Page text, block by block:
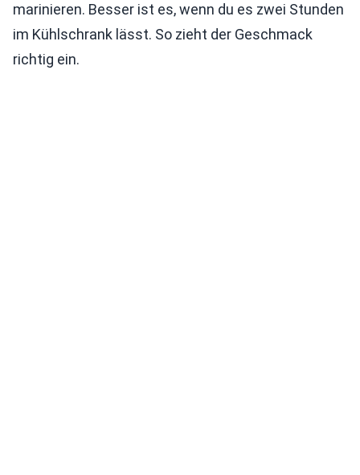
marinieren. Besser ist es, wenn du es zwei Stunden
im Kühlschrank lässt. So zieht der Geschmack
richtig ein.